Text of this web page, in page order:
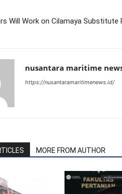
Will Work on Cilamaya Substitute
nusantara maritime
https://nusantaramaritimenews.id/
MORE FROM AUTHOR